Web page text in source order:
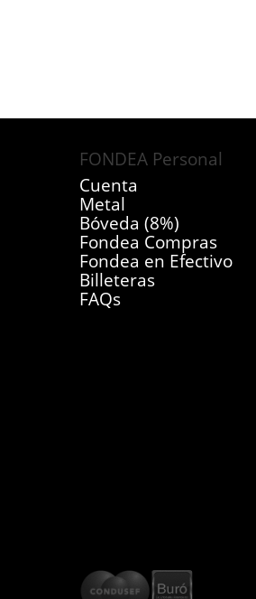
FONDEA Personal
Cuenta
Metal
Bóveda (8%)
Fondea Compras
Fondea en Efectivo
Billeteras
FAQs